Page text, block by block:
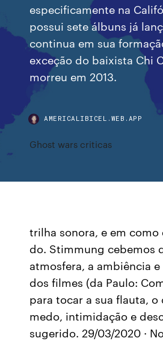
especificamente na
possui sete álbuns já
continua em sua
exceção do baixista Chi
morreu em 2013.
AMERICALIBICEL.WEB.APP
Ghost wars criticas
trilha sonora, e em
do. Stimmung cebemos
atmosfera, a ambiência
dos filmes (da Paulo:
para tocar a sua flauta, o
medo, intimidação e
sugerido. 29/03/2020 ·